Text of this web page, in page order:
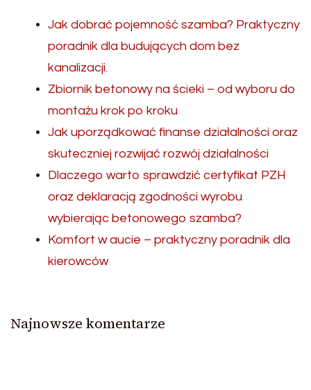
Jak dobrać pojemność szamba? Praktyczny
poradnik dla budujących dom bez
kanalizacji.
Zbiornik betonowy na ścieki – od wyboru do
montażu krok po kroku
Jak uporządkować finanse działalności oraz
skuteczniej rozwijać rozwój działalności
Dlaczego warto sprawdzić certyfikat PZH
oraz deklaracją zgodności wyrobu
wybierając betonowego szamba?
Komfort w aucie – praktyczny poradnik dla
kierowców
Najnowsze komentarze